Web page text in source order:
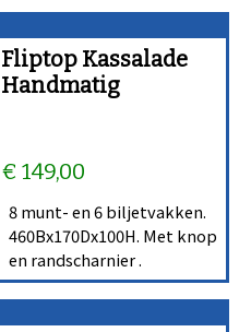
Fliptop Kassalade
Handmatig
€ 149,00
8 munt- en 6 biljetvakken.
460Bx170Dx100H. Met knop
en randscharnier .